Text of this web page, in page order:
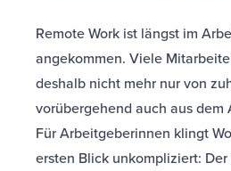
Remote Work ist längst im
angekommen. Viele
deshalb nicht mehr nur von
vorübergehend auch aus dem
Für Arbeitgeberinnen klingt
ersten Blick unkompliziert: